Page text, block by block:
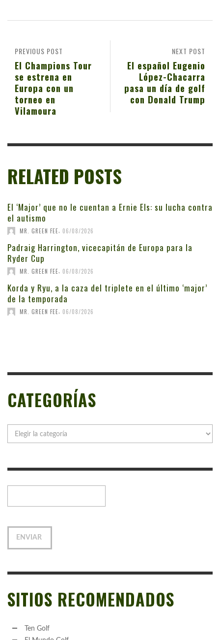
NEXT POST
El español Eugenio
López-Chacarra
pasa un día de golf
con Donald Trump
PREVIOUS POST
El Champions Tour
se estrena en
Europa con un
torneo en
Vilamoura
RELATED POSTS
El ‘Major’ que no le cuentan a Ernie Els: su lucha contra
el autismo
MR. GREEN FEE, 06/08/2026
Padraig Harrington, vicecapitán de Europa para la
Ryder Cup
MR. GREEN FEE 06/08/2026
Korda y Ryu, a la caza del triplete en el último ‘major’
de la temporada
MR. GREEN FEE 06/08/2026
CATEGORÍAS
SITIOS RECOMENDADOS
Ten Golf